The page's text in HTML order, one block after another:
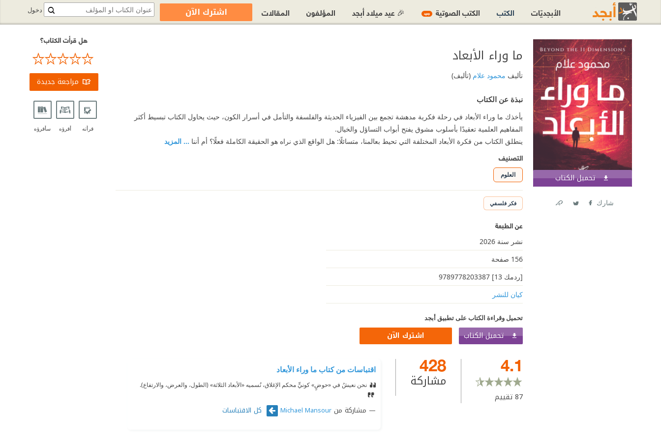
تحميل الكتاب اشترك الآن
شارك
ما وراء الأبعاد
تأليف محمود علام(تأليف)
نبذة عن الكتاب
يأخذك ما وراء الأبعاد في رحلة فكرية مدهشة تجمع بين الفيزياء الحديثة والفلسفة والتأمل في أسرار الكون، حيث يحاول الكتاب تبسيط أكثر
المفاهيم العلمية تعقيدًا بأسلوب مشوق يفتح أبواب التساؤل والخيال.
ينطلق الكتاب من فكرة الأبعاد المختلفة التي تحيط بعالمنا، متسائلًا: هل الواقع الذي نراه هو الحقيقة الكاملة فعلًا؟ أم أننا ... المزيد
التصنيف
العلوم
فكر فلسفي
عن الطبعة
نشر سنة 2026
156 صفحة
[ردمك 13] 9789778203387
كيان للنشر
تحميل وقراءة الكتاب على تطبيق أبجد
تحميل الكتاب اشترك الآن
4.1
87تقييم
428
مشاركة
اقتباسات من كتاب ما وراء الأبعاد
نحن نعيشُ في «حوضٍ» كونيٍّ محكم الإغلاق، نُسميه «الأبعاد الثلاثة» (الطول، والعرض، والارتفاع).
مشاركة منMichael Mansour كل الاقتباسات
هل قرأت الكتاب؟
مراجعة جديدة
قرأته أقرؤه سأقرؤه
دخول الأبجديّات الكتب الكتب الصوتية جديد 🎉 عيد ميلاد أبجد المؤلفون المقالات اشترك الآن